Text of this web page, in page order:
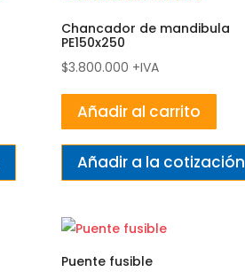
Chancador de mandibula
PE150x250
$3.800.000 +IVA
Añadir al carrito
Añadir a la cotización
Puente fusible